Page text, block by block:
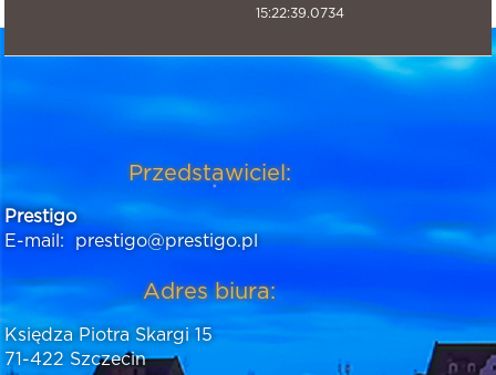
15:22:39.0734
Przedstawiciel:
Prestigo
E-mail:
prestigo@prestigo.pl
Adres biura:
Księdza Piotra Skargi 15
71-422 Szczecin